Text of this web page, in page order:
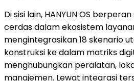
Di sisi lain, HANYUN OS
cerdas dalam ekosistem
mengintegrasikan 18 skenario
konstruksi ke dalam matriks
menghubungkan peralatan,
manajemen. Lewat integrasi